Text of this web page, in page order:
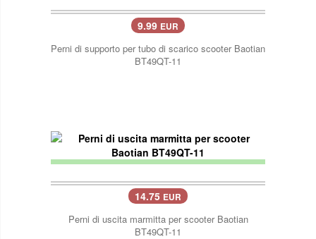
9.99 EUR
Perni di supporto per tubo di scarico scooter Baotian
BT49QT-11
14.75 EUR
Perni di uscita marmitta per scooter Baotian
BT49QT-11